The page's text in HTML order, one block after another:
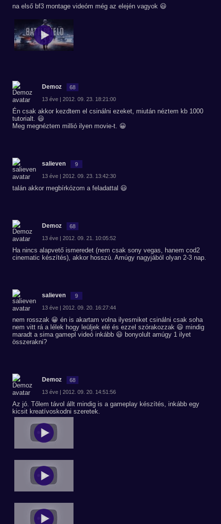
na első bf3 montage videóm még az elején vagyok 😃
Demoz 68
13 éve | 2012. 09. 23. 18:21:00
Én csak akkor kezdtem el csinálni ezeket, miután néztem kb 1000
tutorialt. 😃
Meg megnéztem millió ilyen movie-t. 😀
salieven 9
13 éve | 2012. 09. 23. 13:42:30
talán akkor megbírkózom a feladattal 😃
Demoz 68
13 éve | 2012. 09. 21. 10:05:52
Ha nincs alapvető ismeredet (nem csak sony vegas, hanem cod2
cinematic készítés), akkor hosszú. Amúgy nagyjából olyan 2-3 nap.
salieven 9
13 éve | 2012. 09. 20. 16:27:44
nem rosszak 😀 én is akartam volna ilyesmiket csinálni csak soha
nem vitt rá a lélek hogy leüljek elé és ezzel szórakozzak 😃 mindig
maradt a sima gamepl videó inkább 😃 bonyolult amúgy 1 ilyet
összerakni?
Demoz 68
13 éve | 2012. 09. 20. 14:51:56
Az jó. Tőlem távol állt mindig is a gameplay készítés, inkább egy
kicsit kreatívoskodni szeretek.